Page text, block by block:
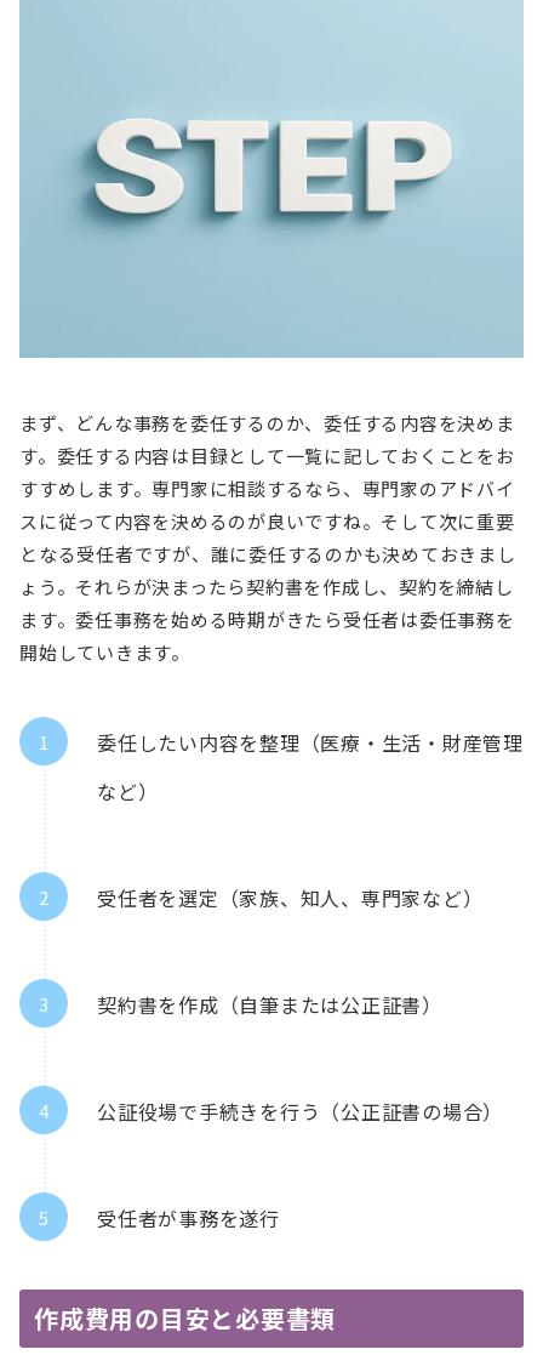
まず、どんな事務を委任するのか、委任する内容を決めま
す。委任する内容は目録として一覧に記しておくことをお
すすめします。専門家に相談するなら、専門家のアドバイ
スに従って内容を決めるのが良いですね。そして次に重要
となる受任者ですが、誰に委任するのかも決めておきまし
ょう。それらが決まったら契約書を作成し、契約を締結し
ます。委任事務を始める時期がきたら受任者は委任事務を
開始していきます。
委任したい内容を整理（医療・生活・財産管理
など）
受任者を選定（家族、知人、専門家など）
契約書を作成（自筆または公正証書）
公証役場で手続きを行う（公正証書の場合）
受任者が事務を遂行
作成費用の目安と必要書類